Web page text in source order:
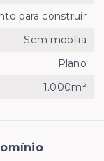
para construir
Sem mobília
Plano
1.000m²